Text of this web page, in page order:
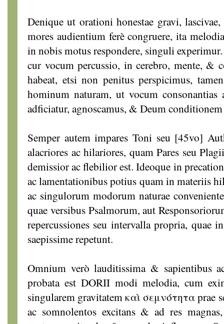
Denique ut orationi honestae gravi,
mores audientium ferè congruere, ita
in nobis motus respondere, singuli
cur vocum percussio, in cerebro, mente, &
habeat, etsi non penitus perspicimus,
hominum naturam, ut vocum
adficiatur, agnoscamus, & Deum
Semper autem impares Toni seu [45vo]
alacriores ac hilariores, quam Pares seu
demissior ac flebilior est. Ideoque in
ac lamentationibus potius quam in materiis
ac singulorum modorum naturae
quae versibus Psalmorum, aut
repercussiones seu intervalla propria, quae
saepissime repetunt.
Omnium verò lauditissima & sapientibus
probata est DORII modi melodia, cum
singularem gravitatem καὶ σεμνότητα prae
ac somnolentos excitans & ad res